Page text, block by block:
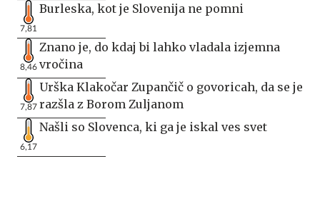
7,81
Burleska, kot je Slovenija ne pomni
8,46
Znano je, do kdaj bi lahko vladala izjemna
vročina
7,87
Urška Klakočar Zupančič o govoricah, da se je
razšla z Borom Zuljanom
6,17
Našli so Slovenca, ki ga je iskal ves svet